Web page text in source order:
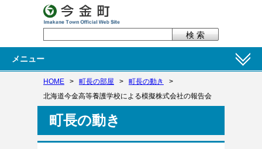
メニュー
HOME > 町長の部屋 > 町長の動き
>
北海道今金高等養護学校による模擬株式会社の報告会
町長の動き